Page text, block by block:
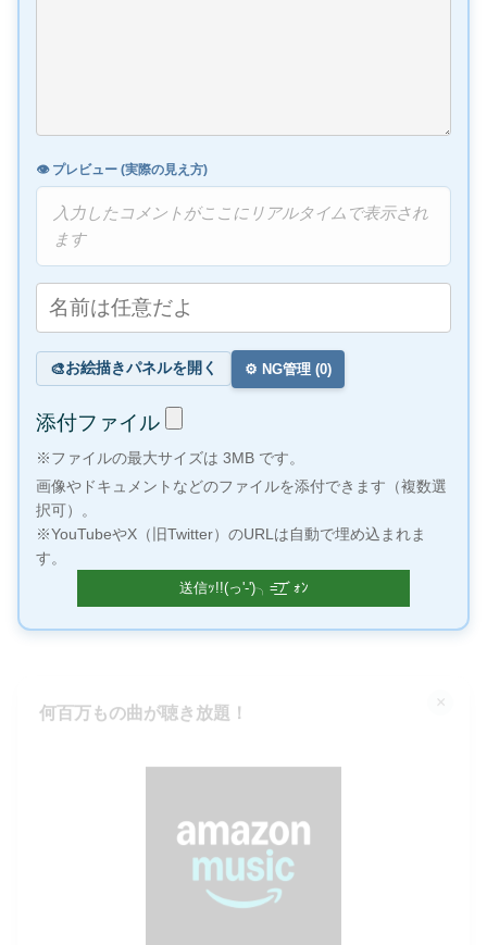
👁️ プレビュー (実際の見え方)
入力したコメントがここにリアルタイムで表示され
ます
🎨お絵描きパネルを開く ⚙️ NG管理 (0)
添付ファイル
※ファイルの最大サイズは 3MB です。
画像やドキュメントなどのファイルを添付できます（複数選
択可）。
※YouTubeやX（旧Twitter）のURLは自動で埋め込まれま
す。
何百万もの曲が聴き放題！